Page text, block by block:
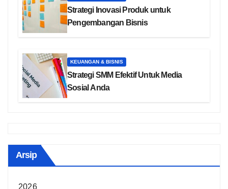
Strategi Inovasi Produk untuk
Pengembangan Bisnis
KEUANGAN & BISNIS
Strategi SMM Efektif Untuk Media
Sosial Anda
Arsip
2026